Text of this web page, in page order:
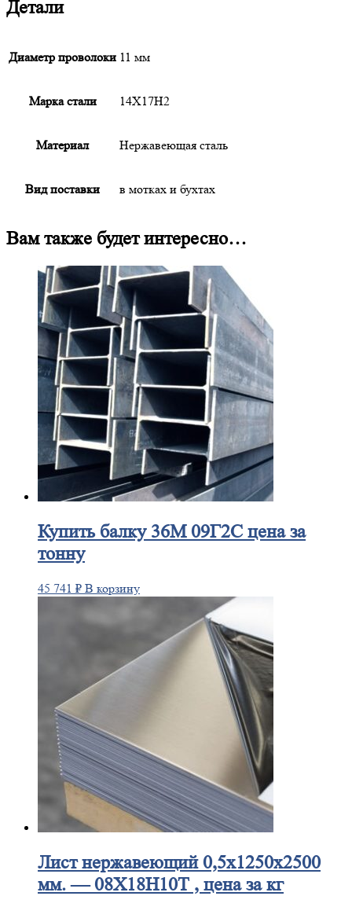
Детали
Диаметр проволоки 11 мм
Марка стали 14Х17Н2
Материал Нержавеющая сталь
Вид поставки в мотках и бухтах
Вам также будет интересно…
Купитьбалку 36М 09Г2С цена за
тонну
45 741 ₽ В корзину
Листнержавеющий 0,5x1250x2500
мм. — 08Х18Н10Т , цена за кг